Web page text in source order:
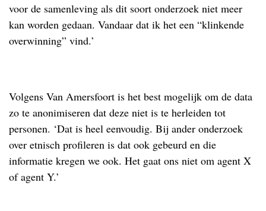
voor de samenleving als dit soort onderzoek niet meer
kan worden gedaan. Vandaar dat ik het een “klinkende
overwinning” vind.’
Volgens Van Amersfoort is het best mogelijk om de data
zo te anonimiseren dat deze niet is te herleiden tot
personen. ‘Dat is heel eenvoudig. Bij ander onderzoek
over etnisch profileren is dat ook gebeurd en die
informatie kregen we ook. Het gaat ons niet om agent X
of agent Y.’